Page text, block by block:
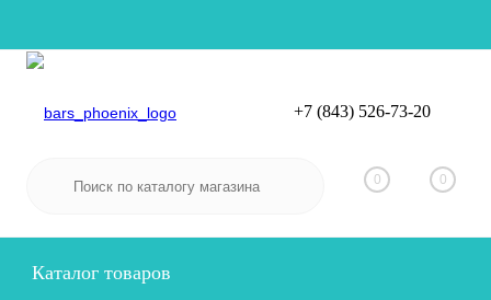
Вход
+7 (843) 526-73-20
0 0
Каталог товаров